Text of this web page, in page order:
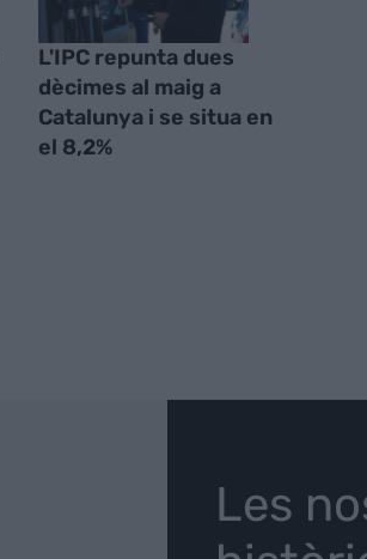
L'IPC repunta dues
dècimes al maig a
Catalunya i se situa en
el 8,2%
Les